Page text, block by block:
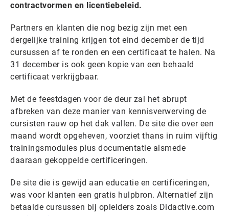
contractvormen en licentiebeleid.
Partners en klanten die nog bezig zijn met een
dergelijke training krijgen tot eind december de tijd
cursussen af te ronden en een certificaat te halen. Na
31 december is ook geen kopie van een behaald
certificaat verkrijgbaar.
Met de feestdagen voor de deur zal het abrupt
afbreken van deze manier van kennisverwerving de
cursisten rauw op het dak vallen. De site die over een
maand wordt opgeheven, voorziet thans in ruim vijftig
trainingsmodules plus documentatie alsmede
daaraan gekoppelde certificeringen.
De site die is gewijd aan educatie en certificeringen,
was voor klanten een gratis hulpbron. Alternatief zijn
betaalde cursussen bij opleiders zoals Didactive.com